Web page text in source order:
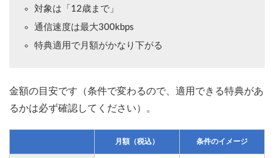
対象は「12歳まで」
通信速度は最大300kbps
特典適用で月額がかなり下がる
金額の目安です（条件で変わるので、適用できる特典があ
るかは必ず確認してください）。
月額（税込） 条件のイメージ